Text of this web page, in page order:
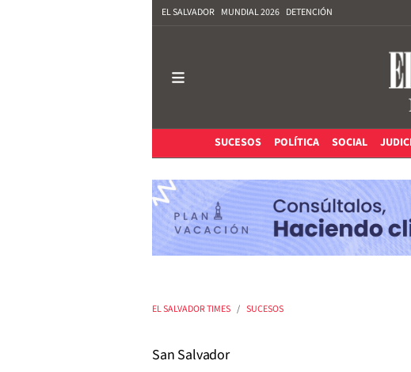
EL SALVADOR MUNDIAL 2026 DETENCIÓN
SUCESOS
POLÍTICA SOCIAL
EL SALVADOR TIMES SUCESOS
San Salvador